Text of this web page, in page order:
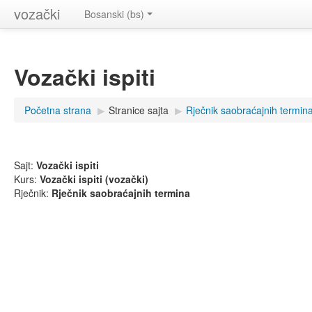
vozački Bosanski (bs)
Vozački ispiti
Početna strana ▶ Stranice sajta ▶ Rječnik saobraćajnih
Sajt: Vozački ispiti
Kurs: Vozački ispiti (vozački)
Rječnik: Rječnik saobraćajnih termina